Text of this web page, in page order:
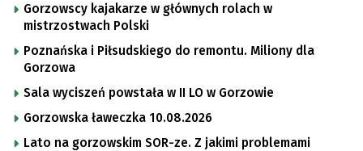
Gorzowscy kajakarze w głównych rolach w
mistrzostwach Polski
Poznańska i Piłsudskiego do remontu. Miliony dla
Gorzowa
Sala wyciszeń powstała w II LO w Gorzowie
Gorzowska ławeczka 10.08.2026
Lato na gorzowskim SOR-ze. Z jakimi problemami